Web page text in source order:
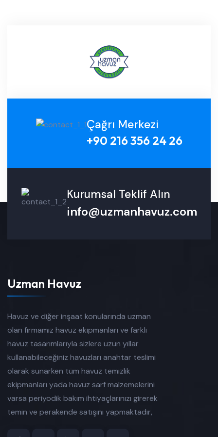
Çağrı Merkezi
+90 216 356 24 26
Kurumsal Teklif Alın
info@uzmanhavuz.com
Uzman Havuz
Havuz ve diğer inşaat konularında uzman
olan firmamız havuz ekipmanları ve farklı
havuz tasarımlarıyla sizlere uzun yıllar
kullanabileceğiniz havuzları anahtar teslimi
olarak sunarken tüm havuz temizlik
ekipmanları yada havuz sarf malzemelerini
varsa periyodik bakım ihtiyaçlarınızı girerek
temin ve perakende satışını yapmaktadır,